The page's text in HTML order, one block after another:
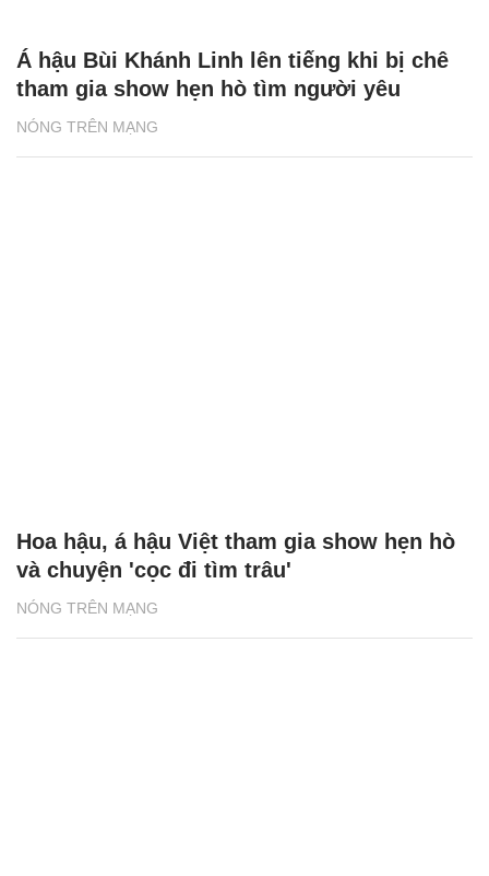
NÓNG TRÊN MẠNG
Á hậu Bùi Khánh Linh lên tiếng khi bị chê
tham gia show hẹn hò tìm người yêu
NÓNG TRÊN MẠNG
Hoa hậu, á hậu Việt tham gia show hẹn hò
và chuyện 'cọc đi tìm trâu'